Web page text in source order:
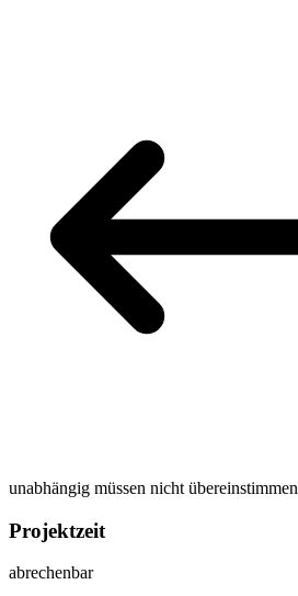
unabhängig müssen nicht übereinstimmen
Projektzeit
abrechenbar